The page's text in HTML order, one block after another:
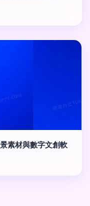
素材與數字文創軟